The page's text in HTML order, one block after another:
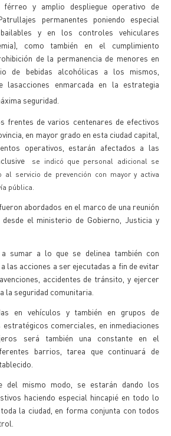
férreo y amplio despliegue operativo de
permanentes poniendo especial
y en los controles vehiculares
como también en el cumplimiento
de la permanencia de menores en
de bebidas alcohólicas a los mismos,
lasacciones enmarcada en la estrategia
seguridad.
frentes de varios centenares de efectivos
en mayor grado en esta ciudad capital,
operativos, estarán afectados a las
se indicó que personal adicional se
servicio de prevención con mayor y activa
pública.
abordados en el marco de una reunión
el ministerio de Gobierno, Justicia y
sumar a lo que se delinea también con
las acciones a ser ejecutadas a fin de evitar
accidentes de tránsito, y ejercer
la seguridad comunitaria.
en vehículos y también en grupos de
comerciales, en inmediaciones
será también una constante en el
barrios, tarea que continuará de
del mismo modo, se estarán dando los
haciendo especial hincapié en todo lo
la ciudad, en forma conjunta con todos